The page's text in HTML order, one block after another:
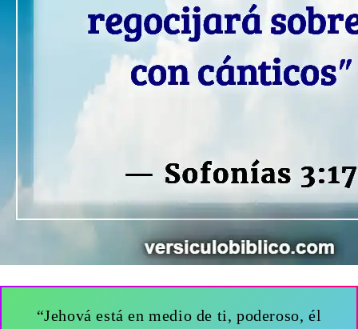
“Jehová está en medio de ti, poderoso, él